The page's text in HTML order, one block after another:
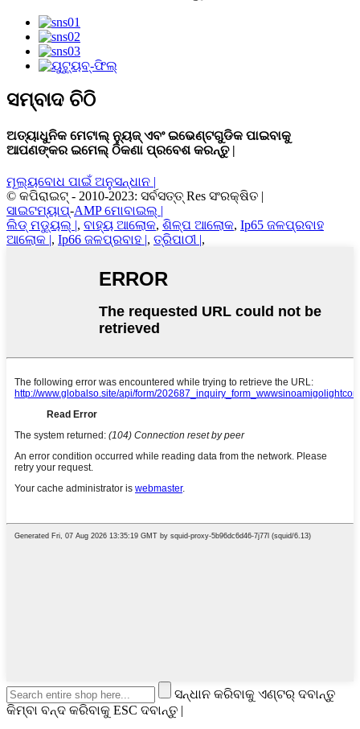
ସମ୍ବାଦ ଚିଠି
ଅତ୍ୟାଧୁନିକ ମେଟାଲ୍ ନ୍ୟୁଜ୍ ଏବଂ ଇଭେଣ୍ଟଗୁଡିକ ପାଇବାକୁ
ଆପଣଙ୍କର ଇମେଲ୍ ଠିକଣା ପ୍ରବେଶ କରନ୍ତୁ |
ମୂଲ୍ୟବୋଧ ପାଇଁ ଅନୁସନ୍ଧାନ |
© କପିରାଇଟ୍ - 2010-2023: ସର୍ବସତ୍ତ୍ Res ସଂରକ୍ଷିତ |
ସାଇଟମ୍ୟାପ୍-AMP ମୋବାଇଲ୍ |
ଲିଡ୍ ମଡ୍ୟୁଲ୍ |, ବାହ୍ୟ ଆଲୋକ, ଶିଳ୍ପ ଆଲୋକ, Ip65 ଜଳପ୍ରବାହ
ଆଲୋକ |, Ip66 ଜଳପ୍ରବାହ |, ତ୍ରିପାଠୀ |,
ସନ୍ଧାନ କରିବାକୁ ଏଣ୍ଟର୍ ଦବାନ୍ତୁ
କିମ୍ବା ବନ୍ଦ କରିବାକୁ ESC ଦବାନ୍ତୁ |